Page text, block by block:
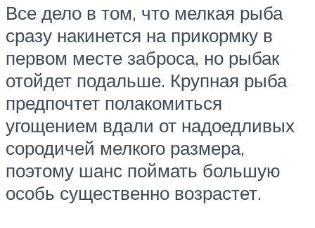
Все дело в том, что мелкая рыба
сразу накинется на прикормку в
первом месте заброса, но рыбак
отойдет подальше. Крупная рыба
предпочтет полакомиться
угощением вдали от надоедливых
сородичей мелкого размера,
поэтому шанс поймать большую
особь существенно возрастет.